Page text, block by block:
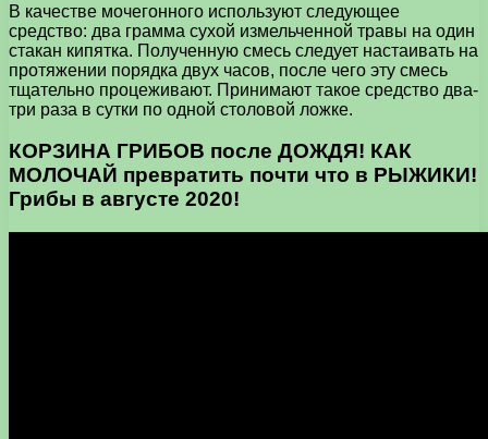
В качестве мочегонного используют следующее
средство: два грамма сухой измельченной травы на один
стакан кипятка. Полученную смесь следует настаивать на
протяжении порядка двух часов, после чего эту смесь
тщательно процеживают. Принимают такое средство два-
три раза в сутки по одной столовой ложке.
КОРЗИНА ГРИБОВ после ДОЖДЯ! КАК
МОЛОЧАЙ превратить почти что в РЫЖИКИ!
Грибы в августе 2020!